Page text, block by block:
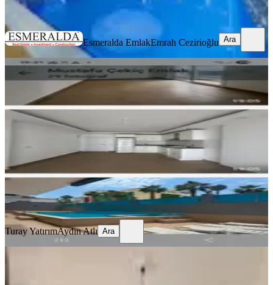
Esmeralda EmlakEmrah Cezirioğlu Ara
BALKONLU
Alanya Merke Denize Yakın Satılık
Bakımlı 1+1 Daire
Alanya, Kızlar Pınarı Mahallesi
1+1·60 m²·3. Kat·11.06.2026
4.400.000 ₺4.770.000 ₺
Turay YatırımAydın Atlı
Ara
Turay YatırımAydın Atlı Ara
Alanya Kızlarpınarı Mah. Denize 200
Metre Kiralık 2+1 Daire